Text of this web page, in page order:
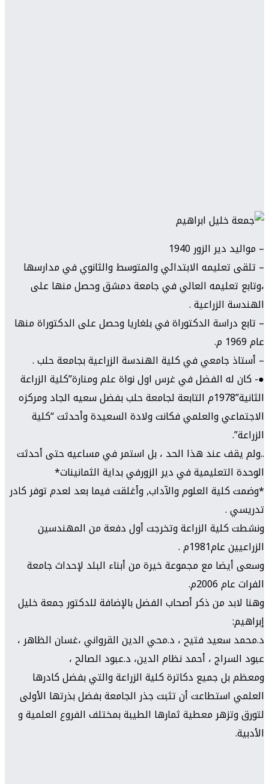
– مواليد دير الزور 1940
– تلقى تعليمه الابتدائي والمتوسط والثانوي في مدارسها
،وتابع تعليمه العالي في جامعة دمشق وحصل منها على
الهندسة الزراعية .
– تابع دراسة الدكتوراة في بلغاريا وحصل على الدكتوراة منها
عام 1969 م.
– أستاذ جامعي في كلية الهندسة الزراعية بجامعة حلب .
●- كان له الفضل في غرس اول نواة علم ومنارة”كلية الزراعة
الثانية”1978م التابعة لجامعة حلب بفضل سعيه الجاد ومركزه
الاجتماعي والعلمي فكانت ولادة السعيدة وأحدثت “كلية
الزراعة”.
..ولم يقف عند هذا الحد ، بل استمر في مساعيه حتى أحدثت
الوحدة التعليمية في دير الزورفي بداية الثمانينات*
*وضمت كلية العلوم والآداب, وأغلقت فيما بعد لعدم توفر كادر
تدريسي .
ونشطت كلية الزراعة وتخرجت أول دفعة من المهندسين
الزراعيين عام1981م .
وسعى أيضا مع مجموعة خيرة من أبناء البلد لإحداث جامعة
الفرات عام 2006م.
وهنا لابد من ذكر أصحاب الفضل بالإضافة للدكتور جمعة خليل
إبراهيم:
د.محمد سعيد فتيح ، د.محي الدين القرواني ،غسان الظاهر ،
عبود السراج ، أحمد نظام الدين، د.عبود الصالح ،
ومعظم بل جميع دكاترة كلية الزراعة والتي بفضل كادرها
العلمي استطاعت أن تثبت جذر الجامعة بفضل بذرتها الأولى
لتورق وتزهر معطية ثمارها الطيبة بمختلف الفروع العلمية و
الأدبية.